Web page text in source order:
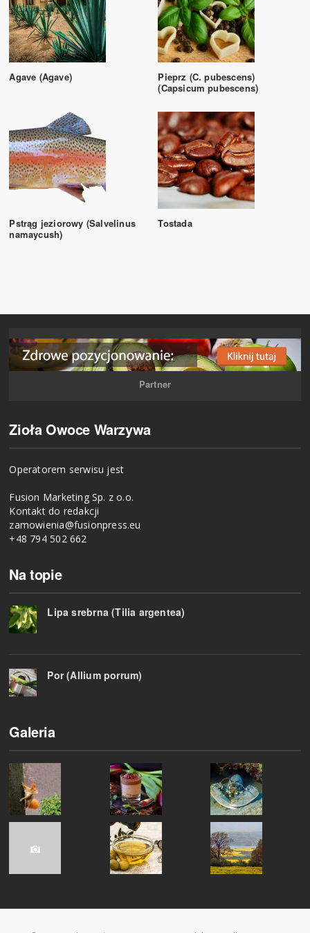
Agave (Agave)
Pieprz (C. pubescens)
(Capsicum pubescens)
Pstrąg jeziorowy (Salvelinus
namaycush)
Tostada
Partner
Zioła Owoce Warzywa
Operatorem serwisu jest
Fusion Marketing Sp. z o.o.
Kontakt do redakcji
zamowienia@fusionpress.eu
+48 794 502 662
Na topie
Lipa srebrna (Tilia argentea)
Por (Allium porrum)
Galeria